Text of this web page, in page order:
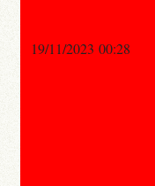
19/11/2023 00:28